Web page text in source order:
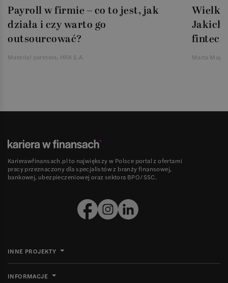
Payroll w firmie – co to jest, jak
działa i czy warto go
outsourcować?
Materiał partnera, HRK S.A.
Jakich
Marta
Karierawfinansach.pl to największy w Polsce portal z ofertami
pracy przeznaczony dla specjalistów z branży finansowej,
bankowej, ubezpieczeniowej oraz sektora BPO/SSC.
INNE PROJEKTY
INFORMACJE